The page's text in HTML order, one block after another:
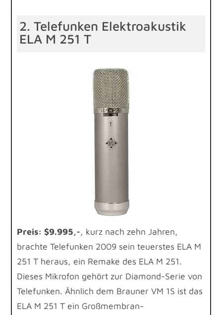
2. Telefunken Elektroakustik
ELA M 251 T
Preis: $9.995,-, kurz nach zehn Jahren,
brachte Telefunken 2009 sein teuerstes ELA M
251 T heraus, ein Remake des ELA M 251.
Dieses Mikrofon gehört zur Diamond-Serie von
Telefunken. Ähnlich dem Brauner VM 1S ist das
ELA M 251 T ein Großmembran-